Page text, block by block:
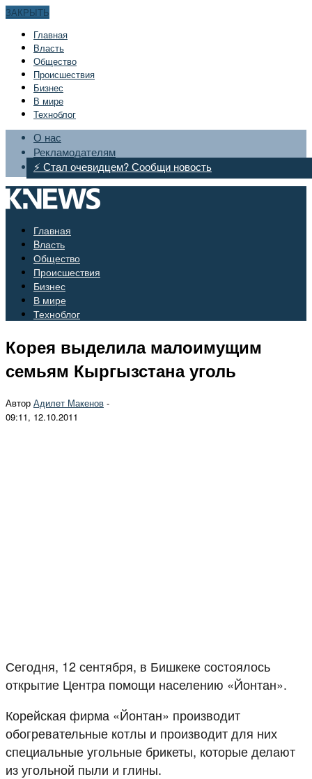
ЗАКРЫТЬ
Главная
Bласть
Общество
Происшествия
Бизнес
В мире
Техноблог
О нас
Рекламодателям
⚡ Стал очевидцем? Сообщи новость
Главная
Bласть
Общество
Происшествия
Бизнес
В мире
Техноблог
Корея выделила малоимущим
семьям Кыргызстана уголь
Автор Адилет Макенов -
09:11, 12.10.2011
Сегодня, 12 сентября, в Бишкеке состоялось
открытие Центра помощи населению «Йонтан».
Корейская фирма «Йонтан» производит
обогревательные котлы и производит для них
специальные угольные брикеты, которые делают
из угольной пыли и глины.